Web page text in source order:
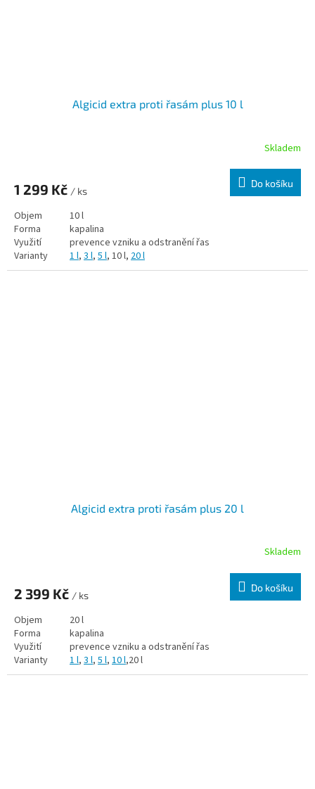
Algicid extra proti řasám plus 10 l
Skladem
1 299 Kč / ks
Do košíku
Objem
10 l
Forma
kapalina
Využití
prevence vzniku a odstranění řas
Varianty
1 l, 3 l, 5 l, 10 l, 20 l
Algicid extra proti řasám plus 20 l
Skladem
2 399 Kč / ks
Do košíku
Objem
20 l
Forma
kapalina
Využití
prevence vzniku a odstranění řas
Varianty
1 l, 3 l, 5 l, 10 l,20 l